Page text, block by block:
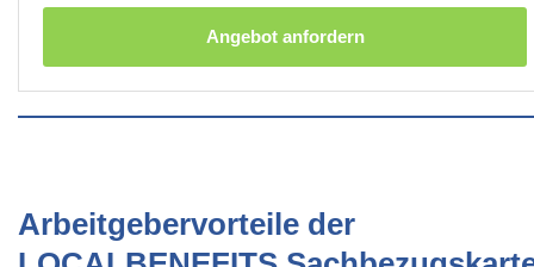
Angebot anfordern
Arbeitgebervorteile der